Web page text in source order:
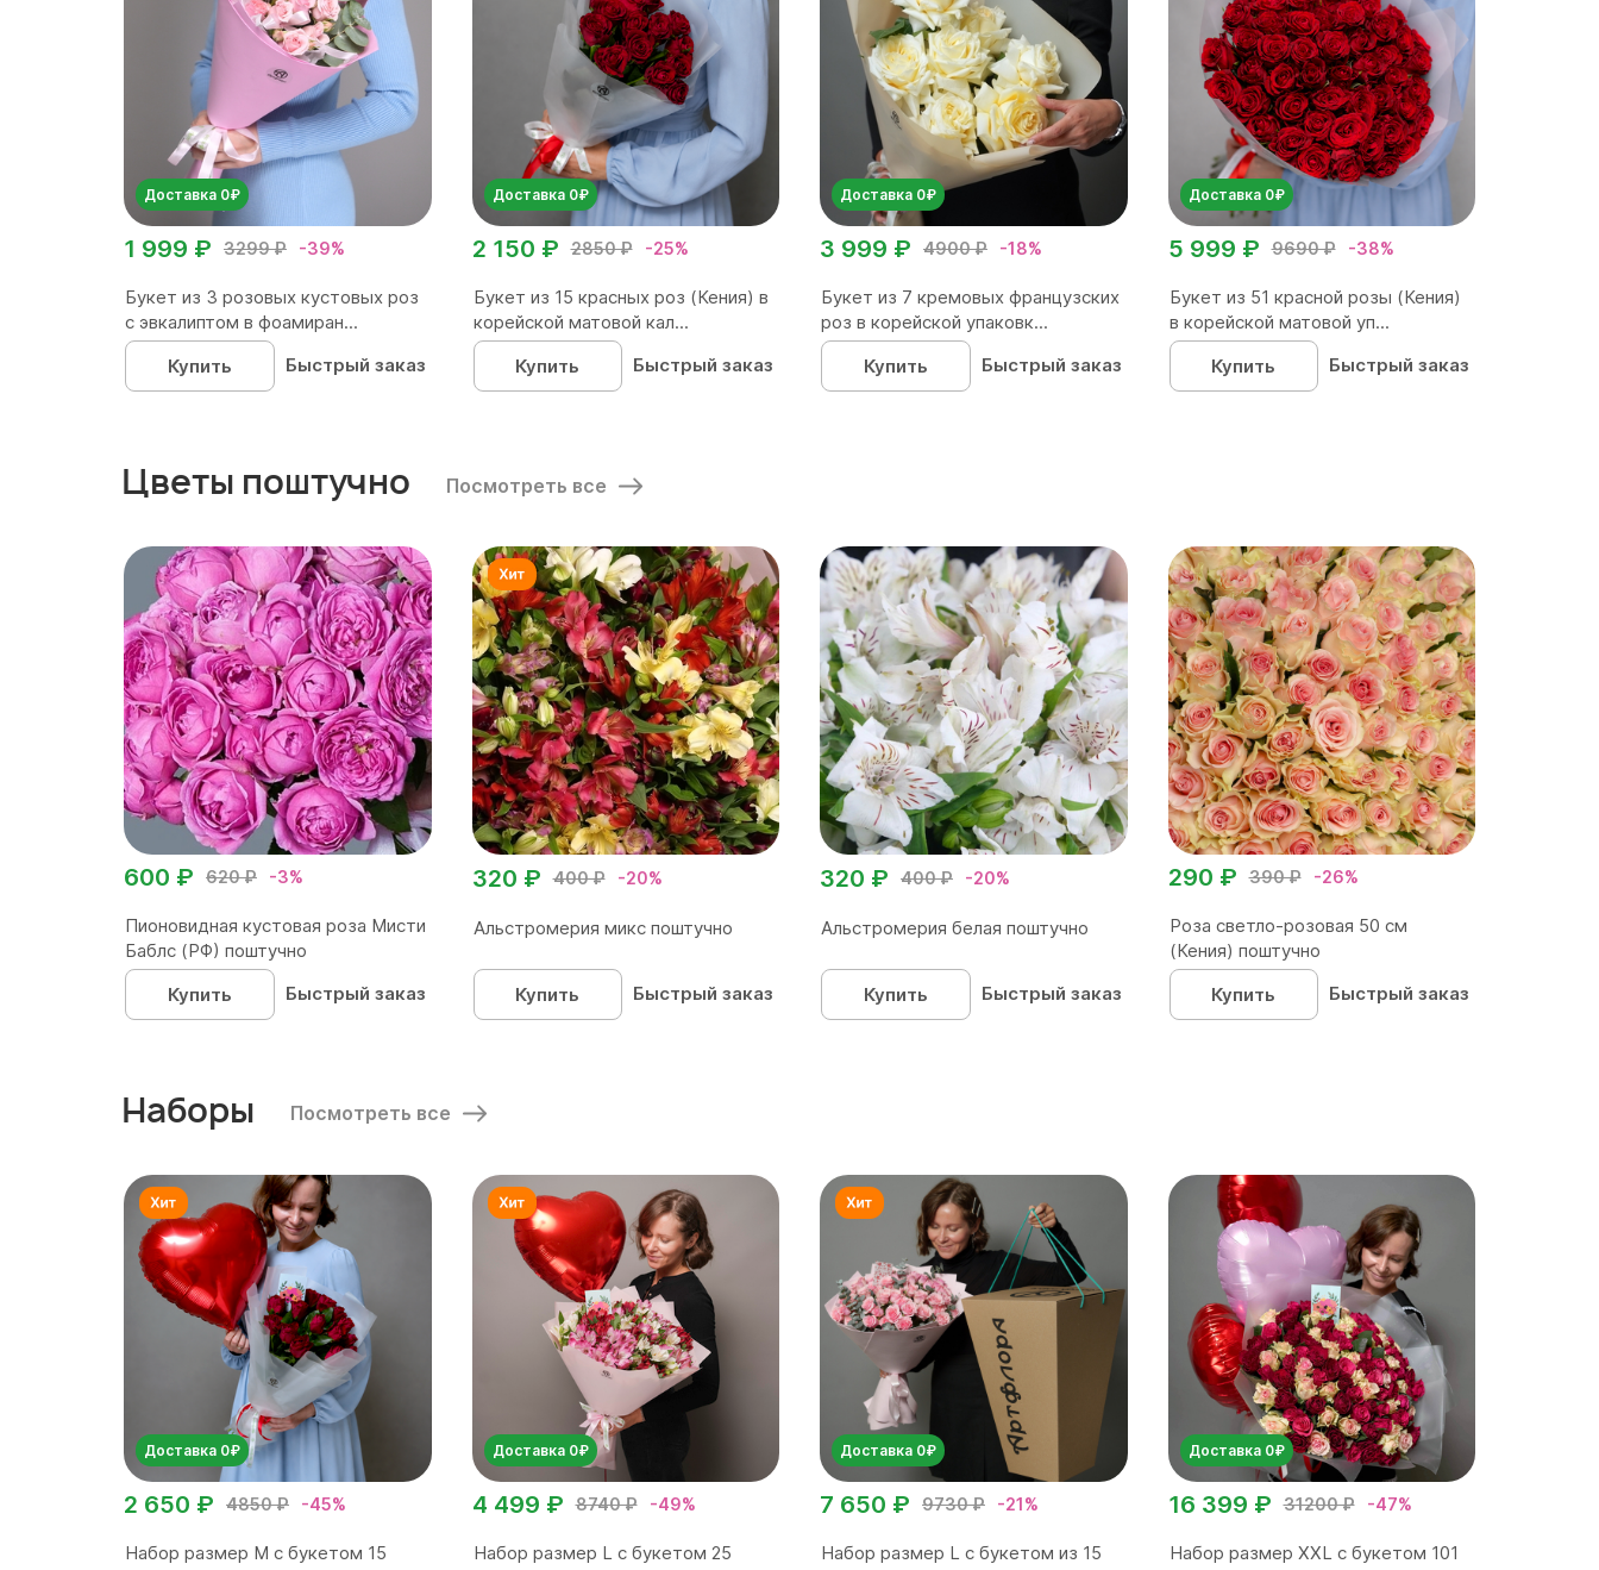
Доставка 0₽
3299 ₽ -39%
1 999 ₽
Букет из 3 розовых кустовых роз
с эвкалиптом в фоамиран...
Купить
Быстрый заказ
Доставка 0₽
2850 ₽ -25%
2 150 ₽
Букет из 15 красных роз (Кения) в
корейской матовой кал...
Купить
Быстрый заказ
Доставка 0₽
4900 ₽ -18%
3 999 ₽
Букет из 7 кремовых французских
роз в корейской упаковк...
Купить
Быстрый заказ
Доставка 0₽
9690 ₽ -38%
5 999 ₽
Букет из 51 красной розы (Кения)
в корейской матовой уп...
Купить
Быстрый заказ
Цветы поштучно Посмотреть все
620 ₽ -3%
600 ₽
Пионовидная кустовая роза Мисти
Баблс (РФ) поштучно
Купить
Быстрый заказ
400 ₽ -20%
320 ₽
Альстромерия микс поштучно
Купить Быстрый заказ
400 ₽ -20%
320 ₽
Альстромерия белая поштучно
Купить Быстрый заказ
390 ₽ -26%
290 ₽
Роза светло-розовая 50 см
(Кения) поштучно
Купить
Быстрый заказ
Наборы Посмотреть все
Доставка 0₽
4850 ₽ -45%
2 650 ₽
Набор размер M с букетом 15
Доставка 0₽
8740 ₽ -49%
4 499 ₽
Набор размер L с букетом 25
Доставка 0₽
9730 ₽ -21%
7 650 ₽
Набор размер L с букетом из 15
Доставка 0₽
31200 ₽ -47%
16 399 ₽
Набор размер ХХL с букетом 101